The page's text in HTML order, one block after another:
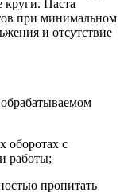
Паста
при минимальном
и отсутствие
оборотах с
работы;
пропитать